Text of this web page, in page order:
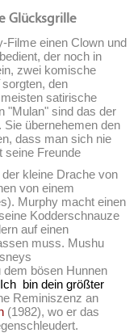
Glücksgrille
Filme einen Clown und
der noch in
zwei komische
sorgten, den
satirische
"Mulan" sind das der
übernehemen den
dass man sich nie
seine Freunde
kleine Drache von
von einem
Murphy macht einen
Kodderschnauze
auf einen
muss. Mushu
bösen Hunnen
Ich bin dein größter
Reminiszenz an
(1982), wo er das